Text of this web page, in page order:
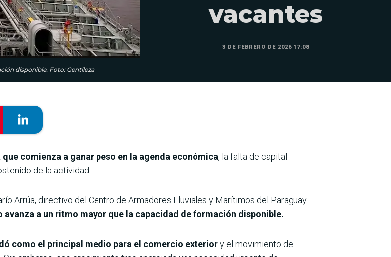
disponible. Foto: Gentileza
vacantes
3 DE FEBRERO DE 2026 17:08
comienza a ganar peso en la agenda económica, la falta de capital
de la actividad.
Arrúa, directivo del Centro de Armadores Fluviales y Marítimos del Paraguay
avanza a un ritmo mayor que la capacidad de formación disponible.
como el principal medio para el comercio exteriory el movimiento de